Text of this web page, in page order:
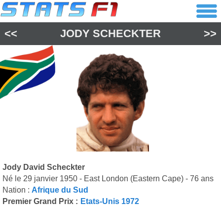
<< JODY SCHECKTER >>
Jody David Scheckter
Né le 29 janvier 1950 - East London (Eastern Cape) - 76 ans
Nation : Afrique du Sud
Premier Grand Prix : Etats-Unis 1972